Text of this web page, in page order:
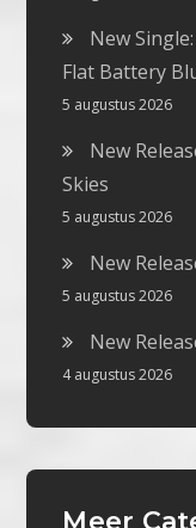
New
Flat Battery
5 augustus 2026
New
Skies
5 augustus 2026
New
5 augustus 2026
New
4 augustus 2026
Meer